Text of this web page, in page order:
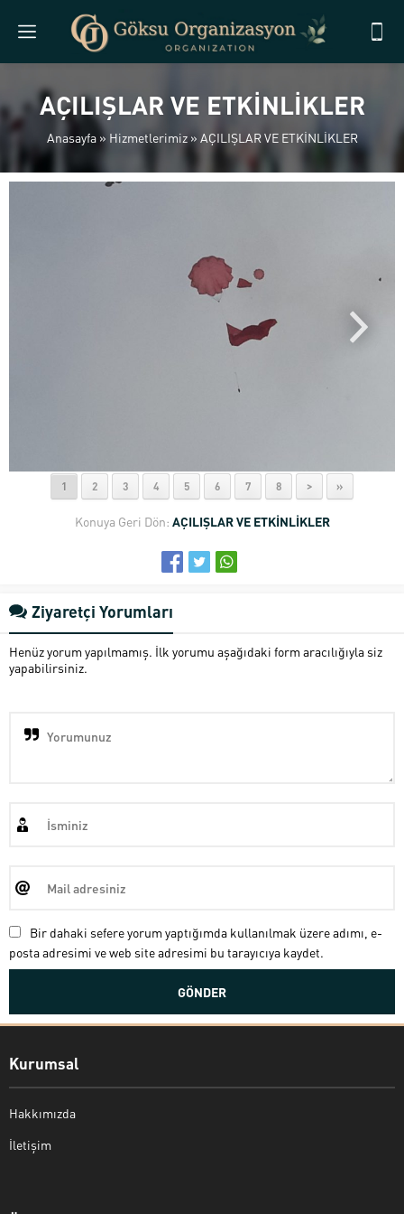
AÇILIŞLAR VE ETKİNLİKLER
Anasayfa» Hizmetlerimiz» AÇILIŞLAR VE ETKİNLİKLER
1 2 3 4 5 6 7 8 > »
Konuya Geri Dön: AÇILIŞLAR VE ETKİNLİKLER
Ziyaretçi Yorumları
Henüz yorum yapılmamış. İlk yorumu aşağıdaki form aracılığıyla siz
yapabilirsiniz.
Bir dahaki sefere yorum yaptığımda kullanılmak üzere adımı, e-
posta adresimi ve web site adresimi bu tarayıcıya kaydet.
Kurumsal
Hakkımızda
İletişim